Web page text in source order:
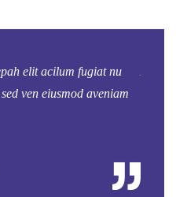
elit acilum fugiat nu
ven eiusmod aveniam